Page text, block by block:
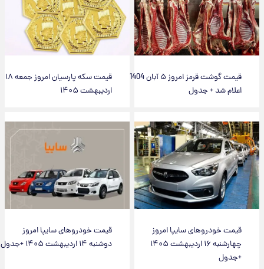
قیمت گوشت قرمز امروز ۵ آبان 1404
اعلام شد + جدول
قیمت سکه پارسیان امروز جمعه ۱۸
اردیبهشت ۱۴۰۵
قیمت خودروهای سایپا امروز
چهارشنبه ۱۶ اردیبهشت ۱۴۰۵
+جدول
قیمت خودروهای سایپا امروز
دوشنبه ۱۴ اردیبهشت ۱۴۰۵ +جدول